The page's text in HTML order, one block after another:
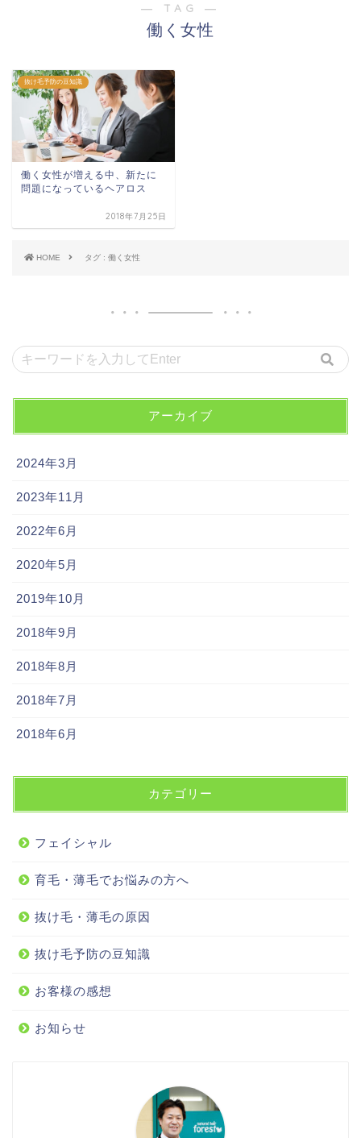
― TAG ―
働く女性
抜け毛予防の豆知識
働く女性が増える中、新たに
問題になっているヘアロス
2018年7月25日
HOME タグ : 働く女性
アーカイブ
2024年3月
2023年11月
2022年6月
2020年5月
2019年10月
2018年9月
2018年8月
2018年7月
2018年6月
カテゴリー
フェイシャル
育毛・薄毛でお悩みの方へ
抜け毛・薄毛の原因
抜け毛予防の豆知識
お客様の感想
お知らせ